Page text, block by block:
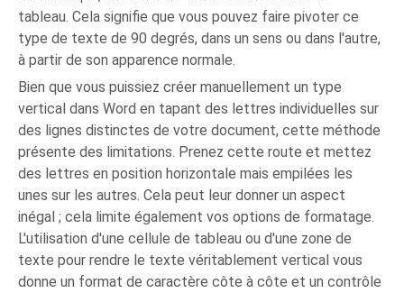
tableau. Cela signifie que vous pouvez faire pivoter ce
type de texte de 90 degrés, dans un sens ou dans l'autre,
à partir de son apparence normale.
Bien que vous puissiez créer manuellement un type
vertical dans Word en tapant des lettres individuelles sur
des lignes distinctes de votre document, cette méthode
présente des limitations. Prenez cette route et mettez
des lettres en position horizontale mais empilées les
unes sur les autres. Cela peut leur donner un aspect
inégal ; cela limite également vos options de formatage.
L'utilisation d'une cellule de tableau ou d'une zone de
texte pour rendre le texte véritablement vertical vous
donne un format de caractère côte à côte et un contrôle